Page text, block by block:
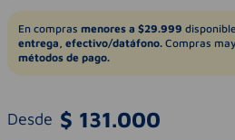
En compras menores a $29.999 disponible
entrega, efectivo/datáfono. Compras
métodos de pago.
Desde $ 131.000